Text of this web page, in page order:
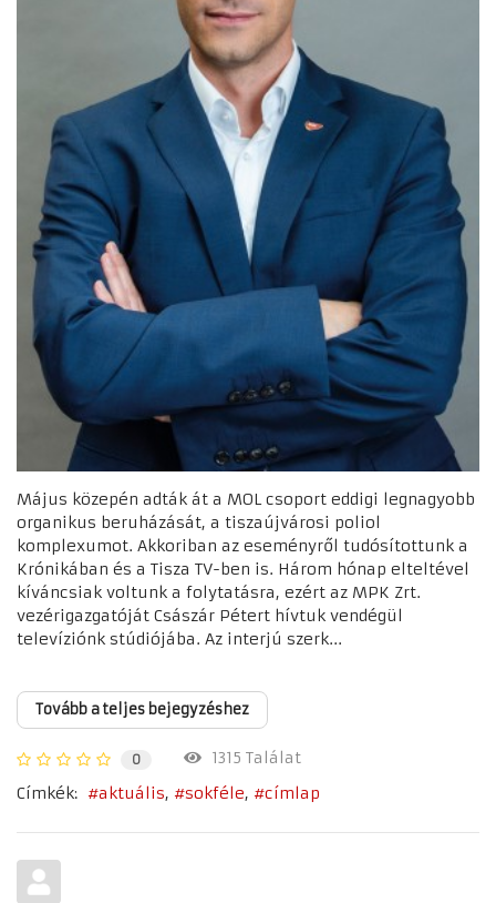
Május közepén adták át a MOL csoport eddigi legnagyobb
organikus beruházását, a tiszaújvárosi poliol
komplexumot. Akkoriban az eseményről tudósítottunk a
Krónikában és a Tisza TV-ben is. Három hónap elteltével
kíváncsiak voltunk a folytatásra, ezért az MPK Zrt.
vezérigazgatóját Császár Pétert hívtuk vendégül
televíziónk stúdiójába. Az interjú szerk...
Tovább a teljes bejegyzéshez
0
1315 Találat
Címkék:
aktuális sokféle címlap